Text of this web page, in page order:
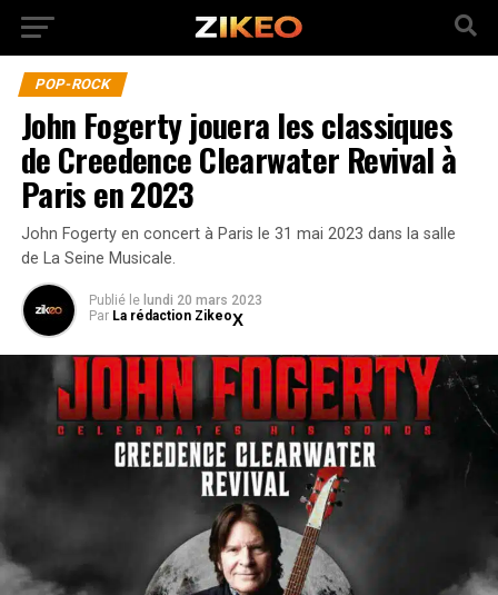
POP-ROCK
John Fogerty jouera les classiques
de Creedence Clearwater Revival à
Paris en 2023
John Fogerty en concert à Paris le 31 mai 2023 dans la salle
de La Seine Musicale.
Publié le lundi 20 mars 2023
Par La rédaction Zikeo